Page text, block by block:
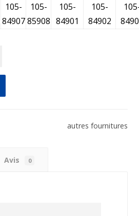
105-
84907
105-
85908
105-
84901
105-
84902
autres fournitures
Avis 0